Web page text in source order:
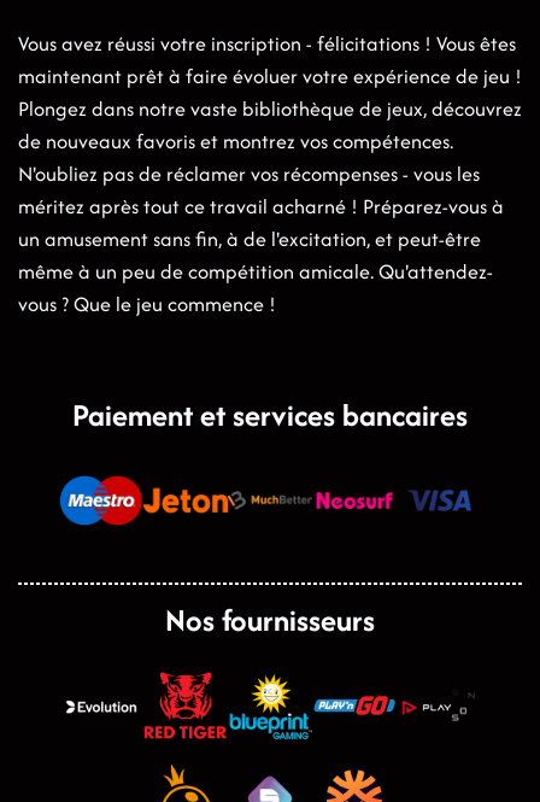
Vous avez réussi votre inscription - félicitations ! Vous êtes
maintenant prêt à faire évoluer votre expérience de jeu !
Plongez dans notre vaste bibliothèque de jeux, découvrez
de nouveaux favoris et montrez vos compétences.
N'oubliez pas de réclamer vos récompenses - vous les
méritez après tout ce travail acharné ! Préparez-vous à
un amusement sans fin, à de l'excitation, et peut-être
même à un peu de compétition amicale. Qu'attendez-
vous ? Que le jeu commence !
Paiement et services bancaires
Nos fournisseurs